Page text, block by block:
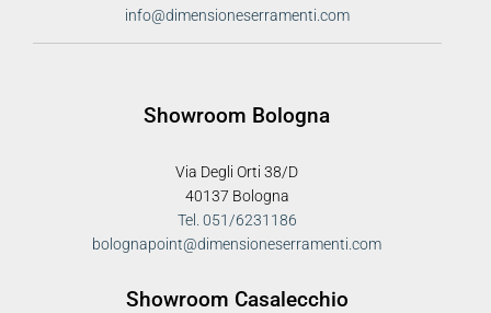
info@dimensioneserramenti.com
Showroom Bologna
Via Degli Orti 38/D
40137 Bologna
Tel. 051/6231186
bolognapoint@dimensioneserramenti.com
Showroom Casalecchio